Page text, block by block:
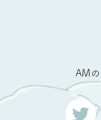
AMの